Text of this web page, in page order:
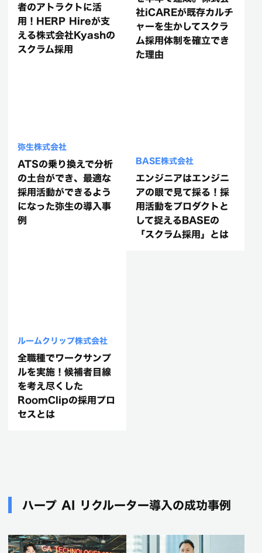
者のアトラクトに活
用！HERP Hireが支
える株式会社Kyashの
スクラム採用
社iCAREが既存カルチ
ャーを生かしてスクラ
ム採用体制を確立でき
た理由
弥生株式会社
ATSの乗り換えで分析
の土台ができ、最適な
採用活動ができるよう
になった弥生の導入事
例
BASE株式会社
エンジニアはエンジニ
アの眼で見て採る！採
用活動をプロダクトと
して捉えるBASEの
「スクラム採用」とは
ルームクリップ株式会社
全職種でワークサンプ
ルを実施！候補者目線
を考え尽くした
RoomClipの採用プロ
セスとは
ハープ AI リクルーター導入の成功事例